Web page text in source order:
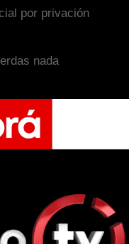
por privación
nada